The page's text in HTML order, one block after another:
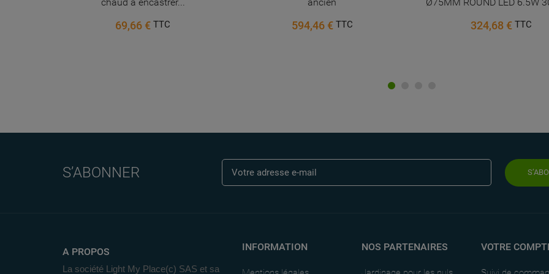
69,66 €TTC 594,46 € TTC 324,68 €TTC
S’ABONNER
A PROPOS
La société Light My Place(c) SAS et sa
INFORMATION NOS PARTENAIRES VOTRE